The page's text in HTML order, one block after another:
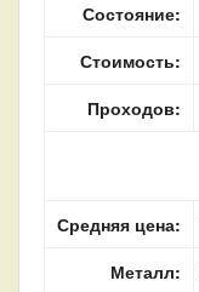
Состояние:
Стоимость:
Проходов:
Средняя цена:
Металл: